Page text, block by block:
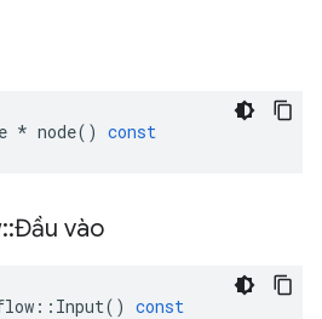
* node() const
::Đầu vào
:: Input() const